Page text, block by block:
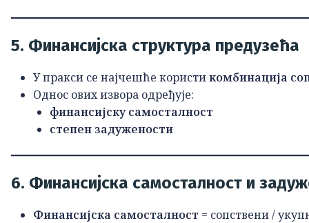
5. Финансијска структура предузећа
У пракси се најчешће користикомбинација
Однос ових извора одређује:
финансијску самосталност
степен задужености
6. Финансијска самосталност и
Финансијска самосталност = сопствени /